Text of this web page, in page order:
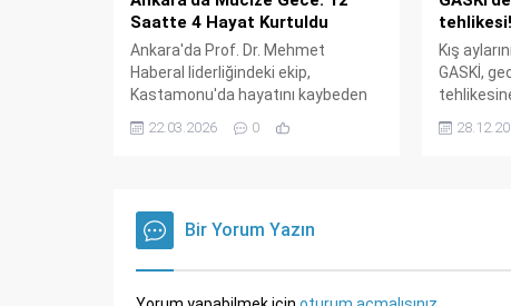
Saatte 4 Hayat Kurtuldu
Ankara'da Prof. Dr. Mehmet
Haberal liderliğindeki ekip,
Kastamonu'da hayatını kaybeden
organlarıyla 12 saatte 4 ayrı
Hastanesi'nde mucizevi bir gece
yaşandı.
22.03.2026 0
tehlikesi!
Kış
GASKİ,
tesisat
vurgu
Bir Yorum Yazın